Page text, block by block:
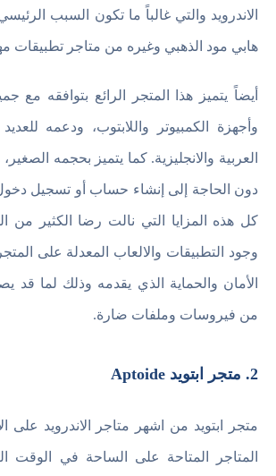
الاندرويد والتي غالباً ما تكون السبب
هابي مود الذهبي وغيره من متاجر تطبيقات
أيضاً يتميز هذا المتجر الرائع بتوافقه مع
وأجهزة الكمبيوتر واللابتوب، ودعمه
العربية والانجليزية. كما يتميز بحجمه
دون الحاجة إلى إنشاء حساب أو تسجيل
كل هذه المزايا التي نالت رضا الكثير من
وجود التطبيقات والالعاب المعدلة على
الأمان والحماية الذي يقدمه وذلك لما قد
من فيروسات وملفات ضارة.
2. متجر ابتويد Aptoide
متجر ابتويد من اشهر متاجر الاندرويد على
المتاجر المتاحة على الساحة في الوقت